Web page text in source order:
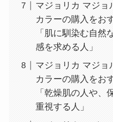
マジョリカ マジョ
カラーの購入をお
「肌に馴染む自然
感を求める人」
マジョリカ マジョ
カラーの購入をお
「乾燥肌の人や、
重視する人」